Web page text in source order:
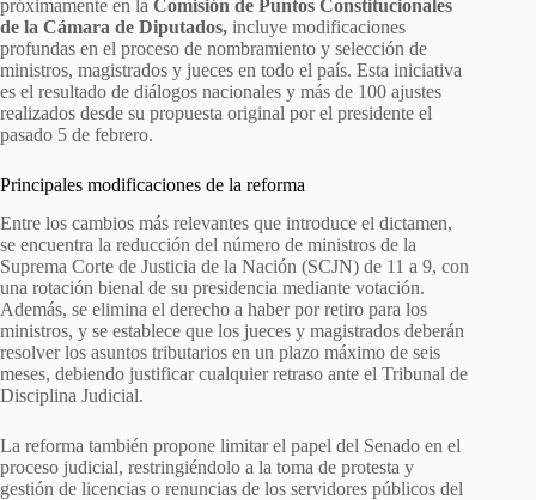
próximamente en la Comisión de Puntos Constitucionales
de la Cámara de Diputados, incluye modificaciones
profundas en el proceso de nombramiento y selección de
ministros, magistrados y jueces en todo el país. Esta iniciativa
es el resultado de diálogos nacionales y más de 100 ajustes
realizados desde su propuesta original por el presidente el
pasado 5 de febrero.
Principales modificaciones de la reforma
Entre los cambios más relevantes que introduce el dictamen,
se encuentra la reducción del número de ministros de la
Suprema Corte de Justicia de la Nación (SCJN) de 11 a 9, con
una rotación bienal de su presidencia mediante votación.
Además, se elimina el derecho a haber por retiro para los
ministros, y se establece que los jueces y magistrados deberán
resolver los asuntos tributarios en un plazo máximo de seis
meses, debiendo justificar cualquier retraso ante el Tribunal de
Disciplina Judicial.
La reforma también propone limitar el papel del Senado en el
proceso judicial, restringiéndolo a la toma de protesta y
gestión de licencias o renuncias de los servidores públicos del